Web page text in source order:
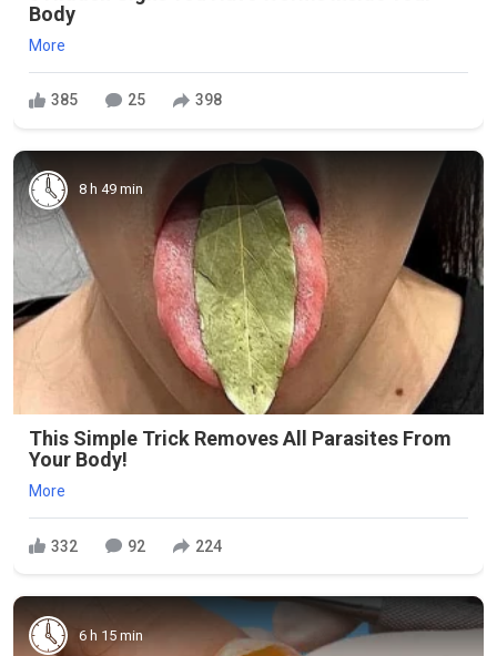
Body
More
385 25 398
8 h 49 min
This Simple Trick Removes All Parasites From
Your Body!
More
332 92 224
6 h 15 min